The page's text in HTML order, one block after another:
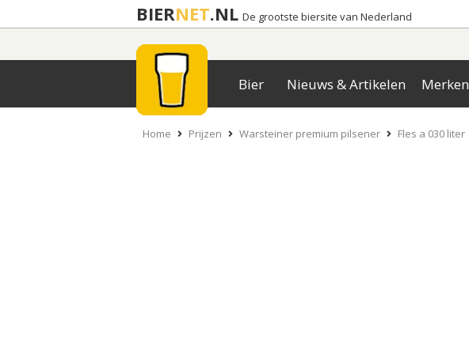
BIERNET.NL De grootste biersite van Nederland
Bier Nieuws & Artikelen Merken
Home Prijzen Warsteiner premium pilsener Fles a 030 liter